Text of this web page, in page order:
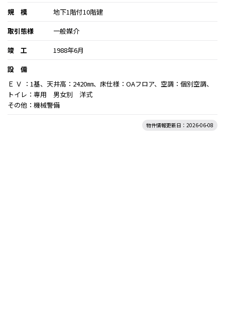
規 模
地下1階付10階建
取引態様
一般媒介
竣 工
1988年6月
設 備
Ｅ Ｖ ：1基、天井高：2420㎜、床仕様：OAフロア、空調：個別空調、
トイレ：専用 男女別 洋式
その他：機械警備
物件情報更新日：2026-06-08